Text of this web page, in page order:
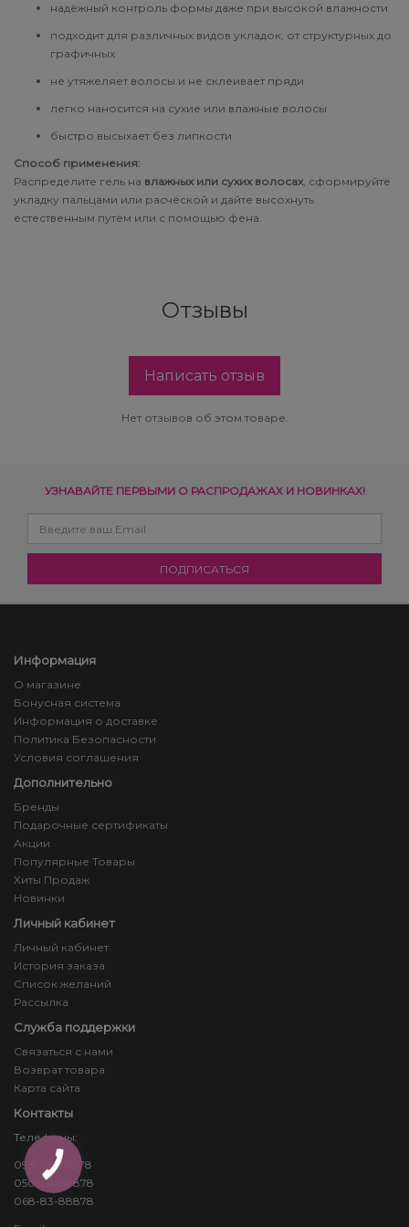
надёжный контроль формы даже при высокой влажности
подходит для различных видов укладок, от структурных до
графичных
не утяжеляет волосы и не склеивает пряди
легко наносится на сухие или влажные волосы
быстро высыхает без липкости
Способ применения:
Распределите гель на влажных или сухих волосах, сформируйте
укладку пальцами или расчёской и дайте высохнуть
естественным путём или с помощью фена.
Отзывы
Написать отзыв
Нет отзывов об этом товаре.
УЗНАВАЙТЕ ПЕРВЫМИ О РАСПРОДАЖАХ И НОВИНКАХ!
Информация
О магазине
Бонусная система
Информация о доставке
Политика Безопасности
Условия соглашения
Дополнительно
Бренды
Подарочные сертификаты
Акции
Популярные Товары
Хиты Продаж
Новинки
Личный кабинет
Личный кабинет
История заказа
Список желаний
Рассылка
Служба поддержки
Связаться с нами
Возврат товара
Карта сайта
Контакты
Телефоны:
093-23-88878
050-24-88878
068-83-88878
Subtil Design Lab - Серия для
максимального сохранения цвета волос
Subtil Global Lift - Глубокое восстановление
ухода и укладки
Subtil Retouch Lab - защита цвета волос
Subtil Beautist - чистое решение для
Subrina Glow-Plex - Питание, увлажнение и
You Look Glamour
You Look Professional
КНОПКА
ЗВ'ЯЗКУ